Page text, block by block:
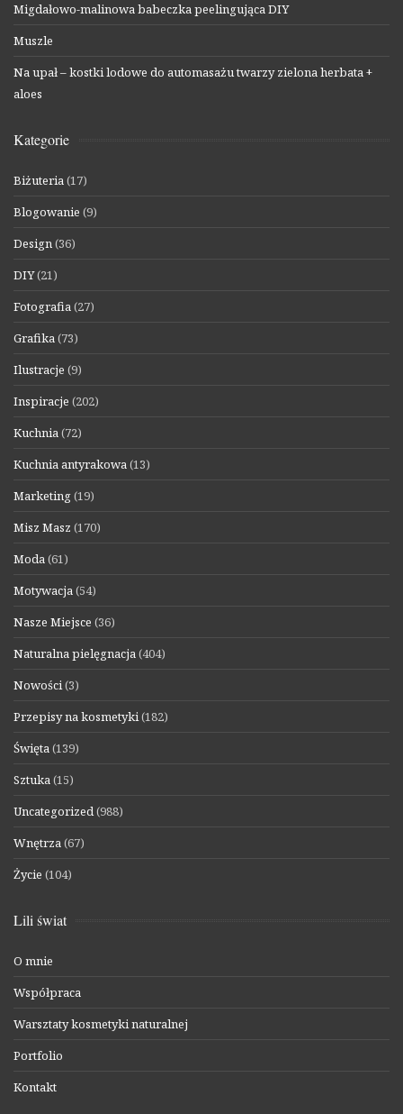
Migdałowo-malinowa babeczka peelingująca DIY
Muszle
Na upał – kostki lodowe do automasażu twarzy zielona herbata +
aloes
Kategorie
Biżuteria(17)
Blogowanie (9)
Design(36)
DIY(21)
Fotografia(27)
Grafika(73)
Ilustracje (9)
Inspiracje (202)
Kuchnia(72)
Kuchnia antyrakowa(13)
Marketing(19)
Misz Masz (170)
Moda(61)
Motywacja(54)
Nasze Miejsce (36)
Naturalna pielęgnacja(404)
Nowości(3)
Przepisy na kosmetyki(182)
Święta(139)
Sztuka(15)
Uncategorized(988)
Wnętrza(67)
Życie (104)
Lili świat
O mnie
Współpraca
Warsztaty kosmetyki naturalnej
Portfolio
Kontakt